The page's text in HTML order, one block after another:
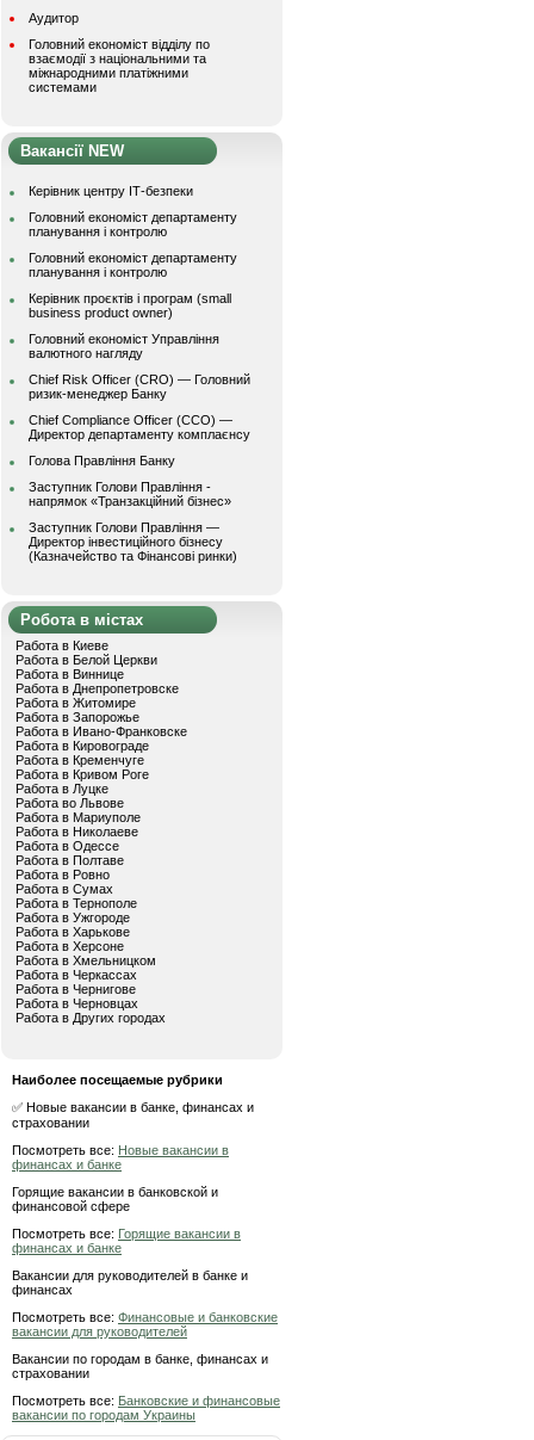
Аудитор
Головний економіст відділу по
взаємодії з національними та
міжнародними платіжними
системами
Вакансії NEW
Керівник центру ІТ-безпеки
Головний економіст департаменту
планування і контролю
Головний економіст департаменту
планування і контролю
Керівник проєктів і програм (small
business product owner)
Головний економіст Управління
валютного нагляду
Chief Risk Officer (CRO) — Головний
ризик-менеджер Банку
Chief Compliance Officer (CCO) —
Директор департаменту комплаєнсу
Голова Правління Банку
Заступник Голови Правління -
напрямок «Транзакційний бізнес»
Заступник Голови Правління —
Директор інвестиційного бізнесу
(Казначейство та Фінансові ринки)
Робота в містах
Работа в Киеве
Работа в Белой Церкви
Работа в Виннице
Работа в Днепропетровске
Работа в Житомире
Работа в Запорожье
Работа в Ивано-Франковске
Работа в Кировограде
Работа в Кременчуге
Работа в Кривом Роге
Работа в Луцке
Работа во Львове
Работа в Мариуполе
Работа в Николаеве
Работа в Одессе
Работа в Полтаве
Работа в Ровно
Работа в Сумах
Работа в Тернополе
Работа в Ужгороде
Работа в Харькове
Работа в Херсоне
Работа в Хмельницком
Работа в Черкассах
Работа в Чернигове
Работа в Черновцах
Работа в Других городах
Наиболее посещаемые рубрики
✅ Новые вакансии в банке, финансах и
страховании
Посмотреть все: Новые вакансии в
финансах и банке
Горящие вакансии в банковской и
финансовой сфере
Посмотреть все: Горящие вакансии в
финансах и банке
Вакансии для руководителей в банке и
финансах
Посмотреть все: Финансовые и банковские
вакансии для руководителей
Вакансии по городам в банке, финансах и
страховании
Посмотреть все: Банковские и финансовые
вакансии по городам Украины